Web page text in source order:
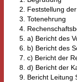
Feststellung
Totenehrung
a) Bericht des
b) Bericht des
c) Bericht der
d) Bericht der
Bericht Leitung